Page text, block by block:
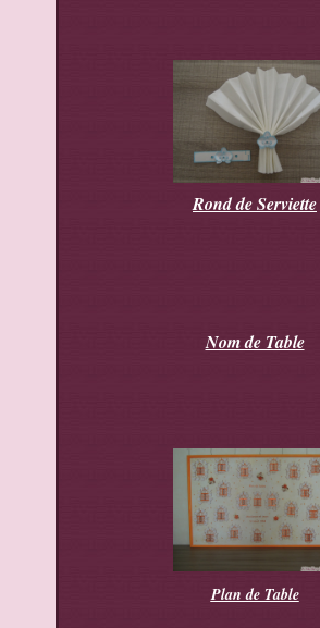
Rond de Serviette
Nom de Table
Plan de Table